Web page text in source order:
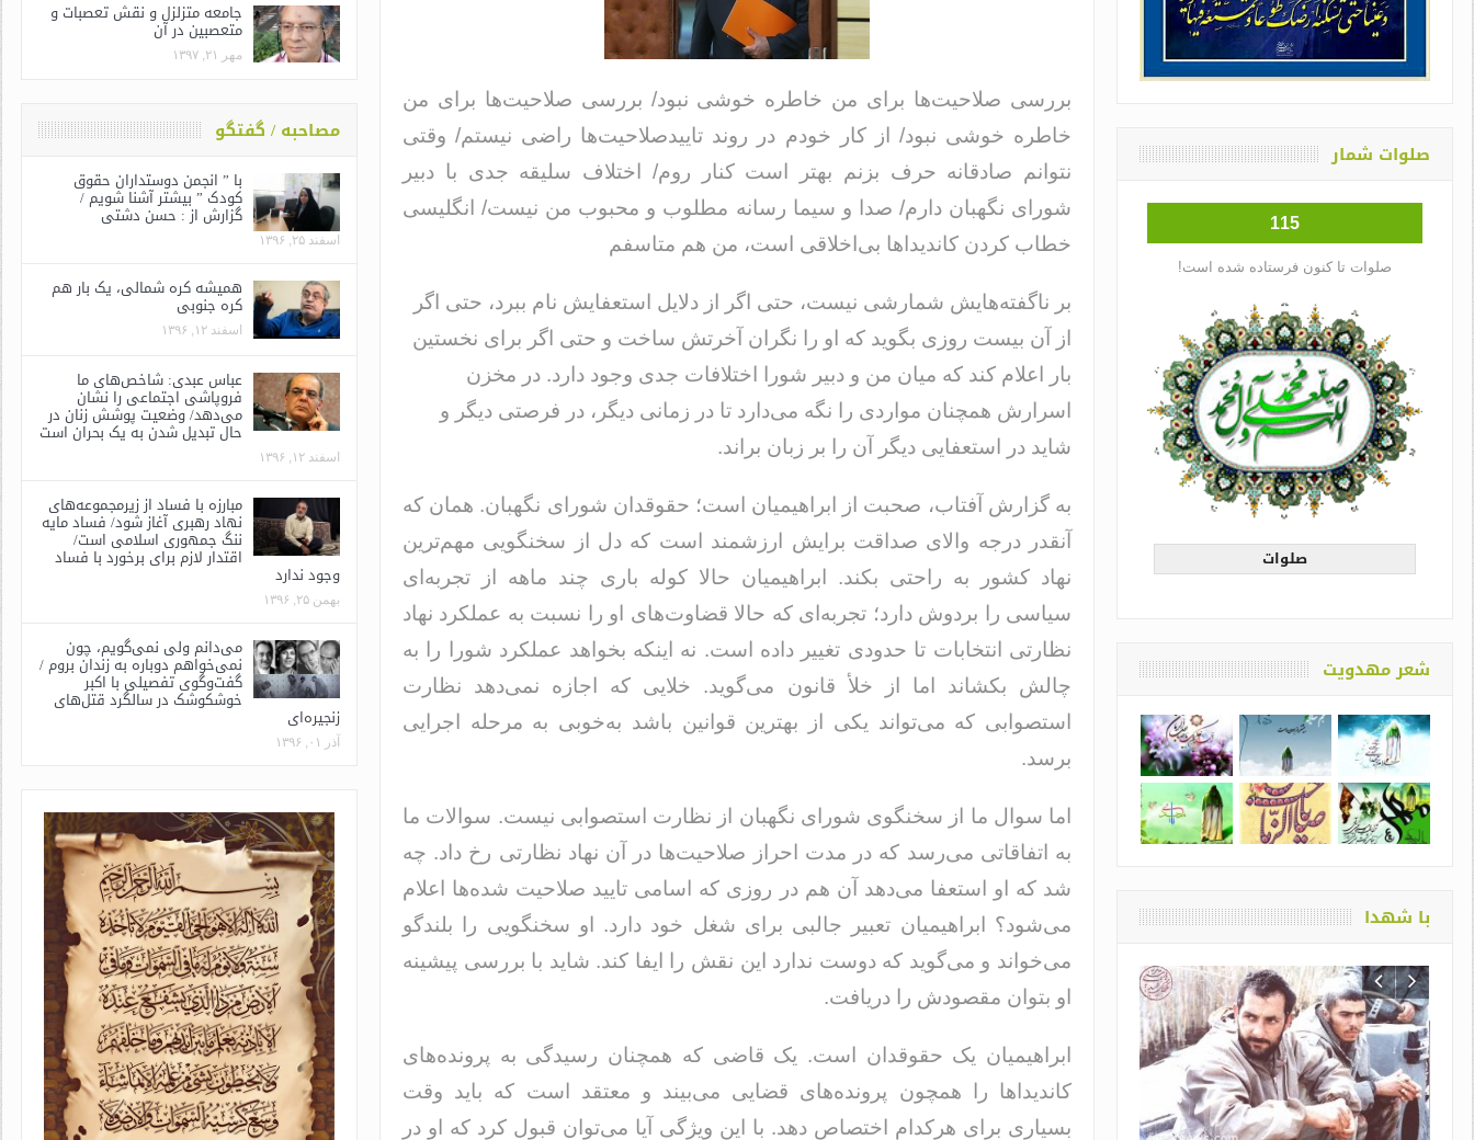
بررسی صلاحیت‌ها برای من خاطره خوشی نبود‌/ بررسی صلاحیت‌ها برای من
خاطره خوشی نبود‌/ از کار خودم در روند تاییدصلاحیت‌ها راضی نیستم/‌ وقتی
نتوانم صادقانه حرف بزنم بهتر است کنار روم/‌ اختلاف سلیقه جدی با دبیر
شورای نگهبان دارم/‌ صدا و سیما رسانه مطلوب و محبوب من نیست/ انگلیسی
خطاب کردن کاندیداها بی‌اخلاقی است، من هم متاسفم
بر ناگفته‌هایش شمارشی نیست، حتی اگر از دلایل استعفایش نام ببرد، حتی اگر
از آن بیست روزی بگوید که او را نگران آخرتش ساخت و حتی اگر برای نخستین
بار اعلام کند که میان من و دبیر شورا اختلافات جدی وجود دارد. در مخزن
اسرارش همچنان مواردی را نگه می‌دارد تا در زمانی دیگر، در فرصتی دیگر و
شاید در استعفایی دیگر آن را بر زبان براند.
به گزارش آفتاب، صحبت از ابراهیمیان است؛ حقوقدان شورای نگهبان. همان که
آنقدر درجه والای صداقت برایش ارزشمند است که دل از سخنگویی مهم‌ترین
نهاد کشور به راحتی بکند. ابراهیمیان حالا کوله باری چند ماهه از تجربه‌ای
سیاسی را بردوش دارد؛ تجربه‌ای که حالا قضاوت‌های او را نسبت به عملکرد نهاد
نظارتی انتخابات تا حدودی تغییر داده است. نه اینکه بخواهد عملکرد شورا را به
چالش بکشاند اما از خلأ قانون می‌گوید. خلایی که اجازه نمی‌دهد نظارت
استصوابی که می‌تواند یکی از بهترین قوانین باشد به‌خوبی به مرحله اجرایی
برسد.
اما سوال ما از سخنگوی شورای نگهبان از نظارت استصوابی نیست. سوالات ما
به اتفاقاتی می‌رسد که در مدت احراز صلاحیت‌ها در آن نهاد نظارتی رخ داد. چه
شد که او استعفا می‌دهد آن هم در روزی که اسامی تایید صلاحیت شده‌ها اعلام
می‌شود؟ ابراهیمیان تعبیر جالبی برای شغل خود دارد. او سخنگویی را بلندگو
می‌خواند و می‌گوید که دوست ندارد این نقش را ایفا کند. شاید با بررسی پیشینه
او بتوان مقصودش را دریافت.
ابراهیمیان یک حقوقدان است. یک قاضی که همچنان رسیدگی به پرونده‌های
کاندیداها را همچون پرونده‌های قضایی می‌بیند و معتقد است که باید وقت
بسیاری برای هرکدام اختصاص دهد. با این ویژگی آیا می‌توان قبول کرد که او در
جامعه متزلزل و نقش تعصبات و
متعصبین در آن
مهر ۲۱, ۱۳۹۷
مصاحبه / گفتگو
با ” انجمن دوستداران حقوق
کودک ” بیشتر آشنا شویم /
گزارش از : حسن دشتی
اسفند ۲۵, ۱۳۹۶
همیشه کره شمالی، یک بار هم
کره جنوبی
اسفند ۱۲, ۱۳۹۶
عباس عبدی: شاخص‌های ما
فروپاشی اجتماعی را نشان
می‌دهد/ وضعیت پوشش زنان در
حال تبدیل شدن به یک بحران است
اسفند ۱۲, ۱۳۹۶
مبارزه با فساد از زیرمجموعه‌های
نهاد رهبری آغاز شود/ فساد مایه
ننگ جمهوری اسلامی است/
اقتدار لازم برای برخورد با فساد
وجود ندارد
بهمن ۲۵, ۱۳۹۶
می‌دانم ولی نمی‌گویم، چون
نمی‌خواهم دوباره به زندان بروم /
گفت‌وگوی تفصیلی با اکبر
خوشکوشک در سالگرد قتل‌های
زنجیره‌ای
آذر ۰۱, ۱۳۹۶
صلوات شمار
115
صلوات تا کنون فرستاده شده است!
صلوات
شعر مهدویت
با شهدا